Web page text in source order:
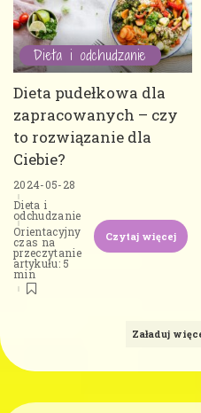
Dieta i odchudzanie
Dieta pudełkowa dla
zapracowanych – czy
to rozwiązanie dla
Ciebie?
2024-05-28
Dieta i
odchudzanie
Orientacyjny
czas na
przeczytanie
artykułu: 5
min
Czytaj więcej
Załaduj